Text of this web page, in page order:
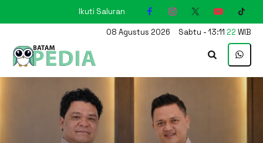
Ikuti Saluran
08 Agustus 2026 Sabtu - 13:11 23 WIB